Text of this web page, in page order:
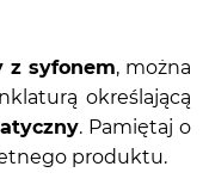
z syfonem, można
określającą
. Pamiętaj o
produktu.